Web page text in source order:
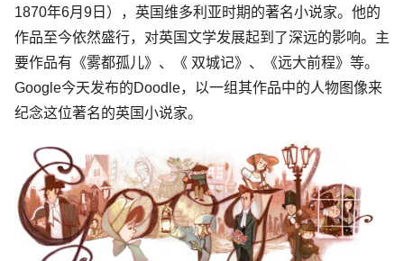
1870年6月9日），英国维多利亚时期的著名小说家。他的
作品至今依然盛行，对英国文学发展起到了深远的影响。主
要作品有《雾都孤儿》、《 双城记》、《远大前程》等。
Google今天发布的Doodle，以一组其作品中的人物图像来
纪念这位著名的英国小说家。